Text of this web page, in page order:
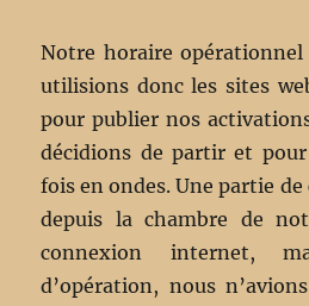
Notre horaire
utilisions donc les sites
pour publier nos
décidions de partir et
fois en ondes. Une partie
depuis la chambre de
connexion internet,
d’opération, nous